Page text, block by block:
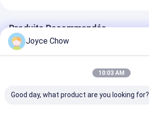
Produits Recommandés
Joyce Chow
10:03 AM
Good day, what product are you looking for?